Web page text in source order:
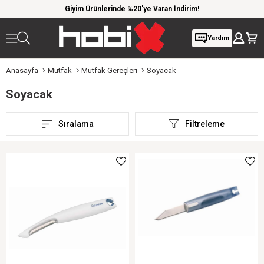
Giyim Ürünlerinde %20'ye Varan İndirim!
Yardım
Anasayfa Mutfak Mutfak Gereçleri Soyacak
Soyacak
Filtreleme
Sıralama